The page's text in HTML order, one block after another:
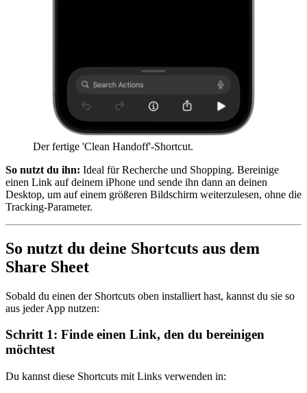
Der fertige 'Clean Handoff'-Shortcut.
So nutzt du ihn: Ideal für Recherche und Shopping. Bereinige
einen Link auf deinem iPhone und sende ihn dann an deinen
Desktop, um auf einem größeren Bildschirm weiterzulesen, ohne die
Tracking-Parameter.
So nutzt du deine Shortcuts aus dem
Share Sheet
Sobald du einen der Shortcuts oben installiert hast, kannst du sie so
aus jeder App nutzen:
Schritt 1: Finde einen Link, den du bereinigen
möchtest
Du kannst diese Shortcuts mit Links verwenden in: